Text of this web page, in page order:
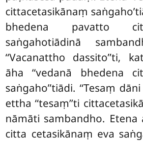
cittacetasikānaṃ
bhedena pavatto
saṅgahotiādinā
‘‘Vacanattho dassito’’ti,
āha ‘‘vedanā bhedena
saṅgaho’’tiādi. ‘‘Tesaṃ
ettha ‘‘tesaṃ’’ti
nāmāti sambandho. Etena
citta cetasikānaṃ eva